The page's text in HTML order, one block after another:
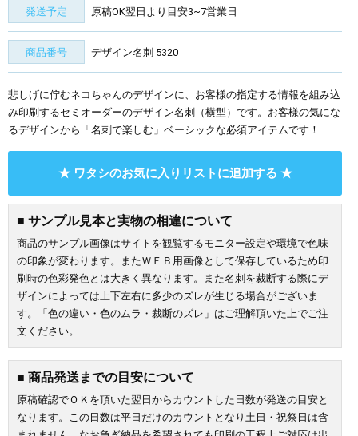
発送予定 原稿OK翌日より目安3~7営業日
商品番号 デザイン名刺 5320
悲しげに佇むネコちゃんのデザインに、お客様の指定する情報を組み込
み印刷するセミオーダーのデザイン名刺（横型）です。お客様の気にな
るデザインから「名刺で楽しむ」ベーシックな必須アイテムです！
★ ワタシのお気に入りリストに追加する ★
■ サンプル見本と実物の相違について
商品のサンプル画像はサイトを観覧するモニター設定や環境で色味
の印象が変わります。またＷＥＢ用画像として保存しているため印
刷時の色彩発色とは大きく異なります。また名刺を裁断する際にデ
ザインによっては上下左右に多少のズレが生じる場合がございま
す。「色の違い・色のムラ・裁断のズレ」はご理解頂いた上でご注
文ください。
■ 商品発送までの目安について
原稿確認でＯＫを頂いた翌日からカウントした日数が発送の目安と
なります。この日数は平日だけのカウントとなり土日・祝祭日は含